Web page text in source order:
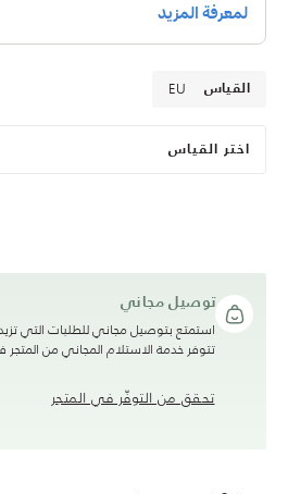
القياس EU
اختر القياس
توصيل مجاني
تتوفر خدمة الاستلام المجاني من المتجر
تحقق من التوفّر في المتجر